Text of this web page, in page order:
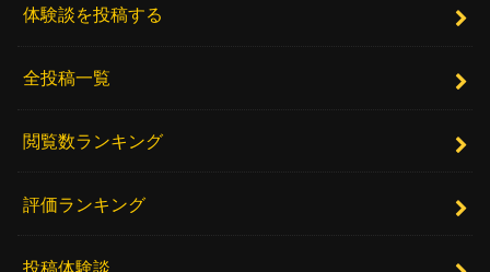
体験談を投稿する
全投稿一覧
閲覧数ランキング
評価ランキング
投稿体験談